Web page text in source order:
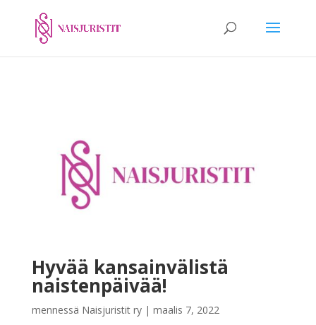
Hyvää kansainvälistä
naistenpäivää!
mennessä Naisjuristit ry| maalis 7, 2022